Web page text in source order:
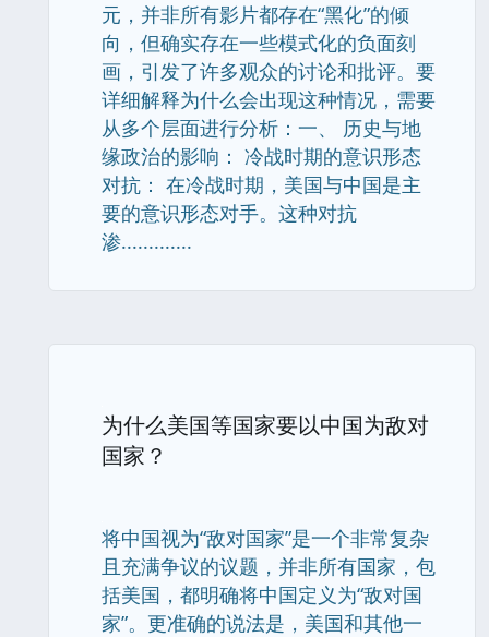
元，并非所有影片都存在“黑化”的倾
向，但确实存在一些模式化的负面刻
画，引发了许多观众的讨论和批评。要
详细解释为什么会出现这种情况，需要
从多个层面进行分析：一、 历史与地
缘政治的影响： 冷战时期的意识形态
对抗： 在冷战时期，美国与中国是主
要的意识形态对手。这种对抗
渗.............
为什么美国等国家要以中国为敌对
国家？
将中国视为“敌对国家”是一个非常复杂
且充满争议的议题，并非所有国家，包
括美国，都明确将中国定义为“敌对国
家”。更准确的说法是，美国和其他一